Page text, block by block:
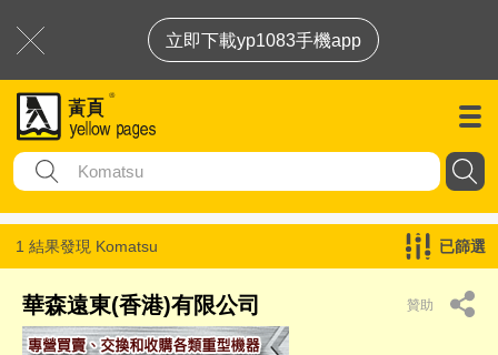
立即下載yp1083手機app
1 結果發現 Komatsu 已篩選
華森遠東(香港)有限公司 贊助